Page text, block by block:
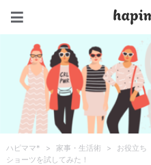
ハピママ* > 家事・生活術 > お役立ち
ショーツを試してみた！